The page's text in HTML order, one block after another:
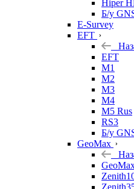
Hiper
Б/у
E-Survey
EFT
EFT
M1
M2
M3
M4
M5 Rus
RS3
Б/у
GeoMax